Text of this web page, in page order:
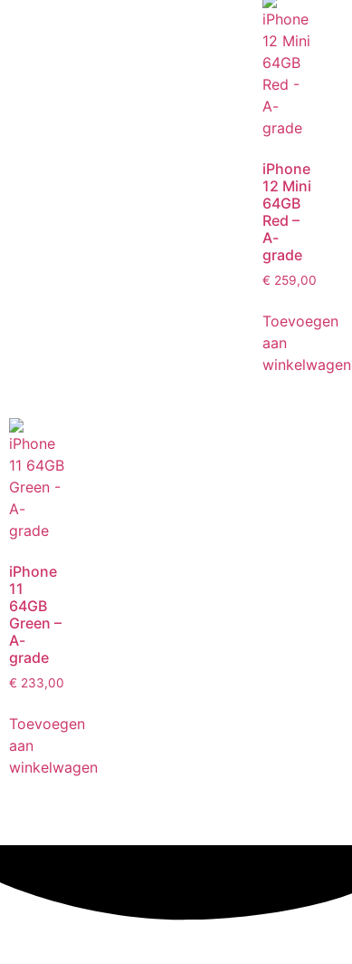
iPhone
12 Mini
64GB
Red –
A-
grade
€ 259,00
Toevoegen
aan
winkelwagen
iPhone
11
64GB
Green –
A-
grade
€ 233,00
Toevoegen
aan
winkelwagen